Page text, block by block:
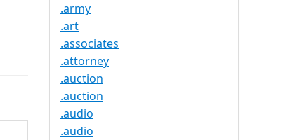
.army
.art
.associates
.attorney
.auction
.auction
.audio
.audio